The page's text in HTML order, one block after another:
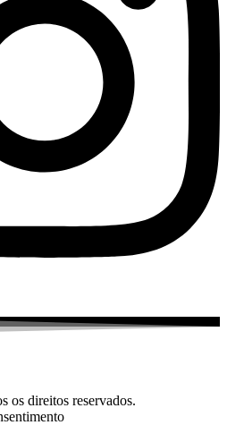
direitos reservados.